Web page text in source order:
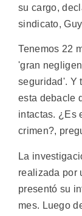
su cargo,
sindicato,
Tenemos 22
'gran
seguridad'. Y
esta debacle
intactas. ¿Es
crimen?,
La
realizada por
presentó su
mes. Luego